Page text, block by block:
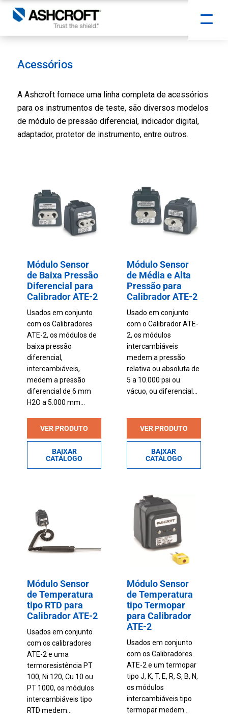
Acessórios
A Ashcroft fornece uma linha completa de acessórios
para os instrumentos de teste, são diversos modelos
de módulo de pressão diferencial, indicador digital,
adaptador, protetor de instrumento, entre outros.
Módulo Sensor
de Baixa Pressão
Diferencial para
Calibrador ATE-2
Usados em conjunto
com os Calibradores
ATE-2, os módulos de
baixa pressão
diferencial,
intercambiáveis,
medem a pressão
diferencial de 6 mm
H2O a 5.000 mm...
VER PRODUTO
BAIXAR
CATÁLOGO
Módulo Sensor
de Média e Alta
Pressão para
Calibrador ATE-2
Usado em conjunto
com o Calibrador ATE-
2, os módulos
intercambiáveis
medem a pressão
relativa ou absoluta de
5 a 10.000 psi ou
vácuo, ou diferencial...
VER PRODUTO
BAIXAR
CATÁLOGO
Módulo Sensor
de Temperatura
tipo RTD para
Calibrador ATE-2
Usados em conjunto
com os calibradores
ATE-2 e uma
termoresistência PT
100, Ni 120, Cu 10 ou
PT 1000, os módulos
intercambiáveis tipo
RTD medem...
Módulo Sensor
de Temperatura
tipo Termopar
para Calibrador
ATE-2
Usados em conjunto
com os Calibradores
ATE-2 e um termopar
tipo J, K, T, E, R, S, B, N,
os módulos
intercambiáveis tipo
termopar medem...